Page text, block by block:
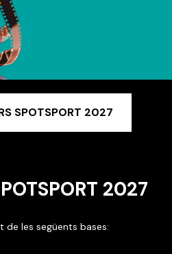
SPOTSPORT 2027
2027
de les següents bases: